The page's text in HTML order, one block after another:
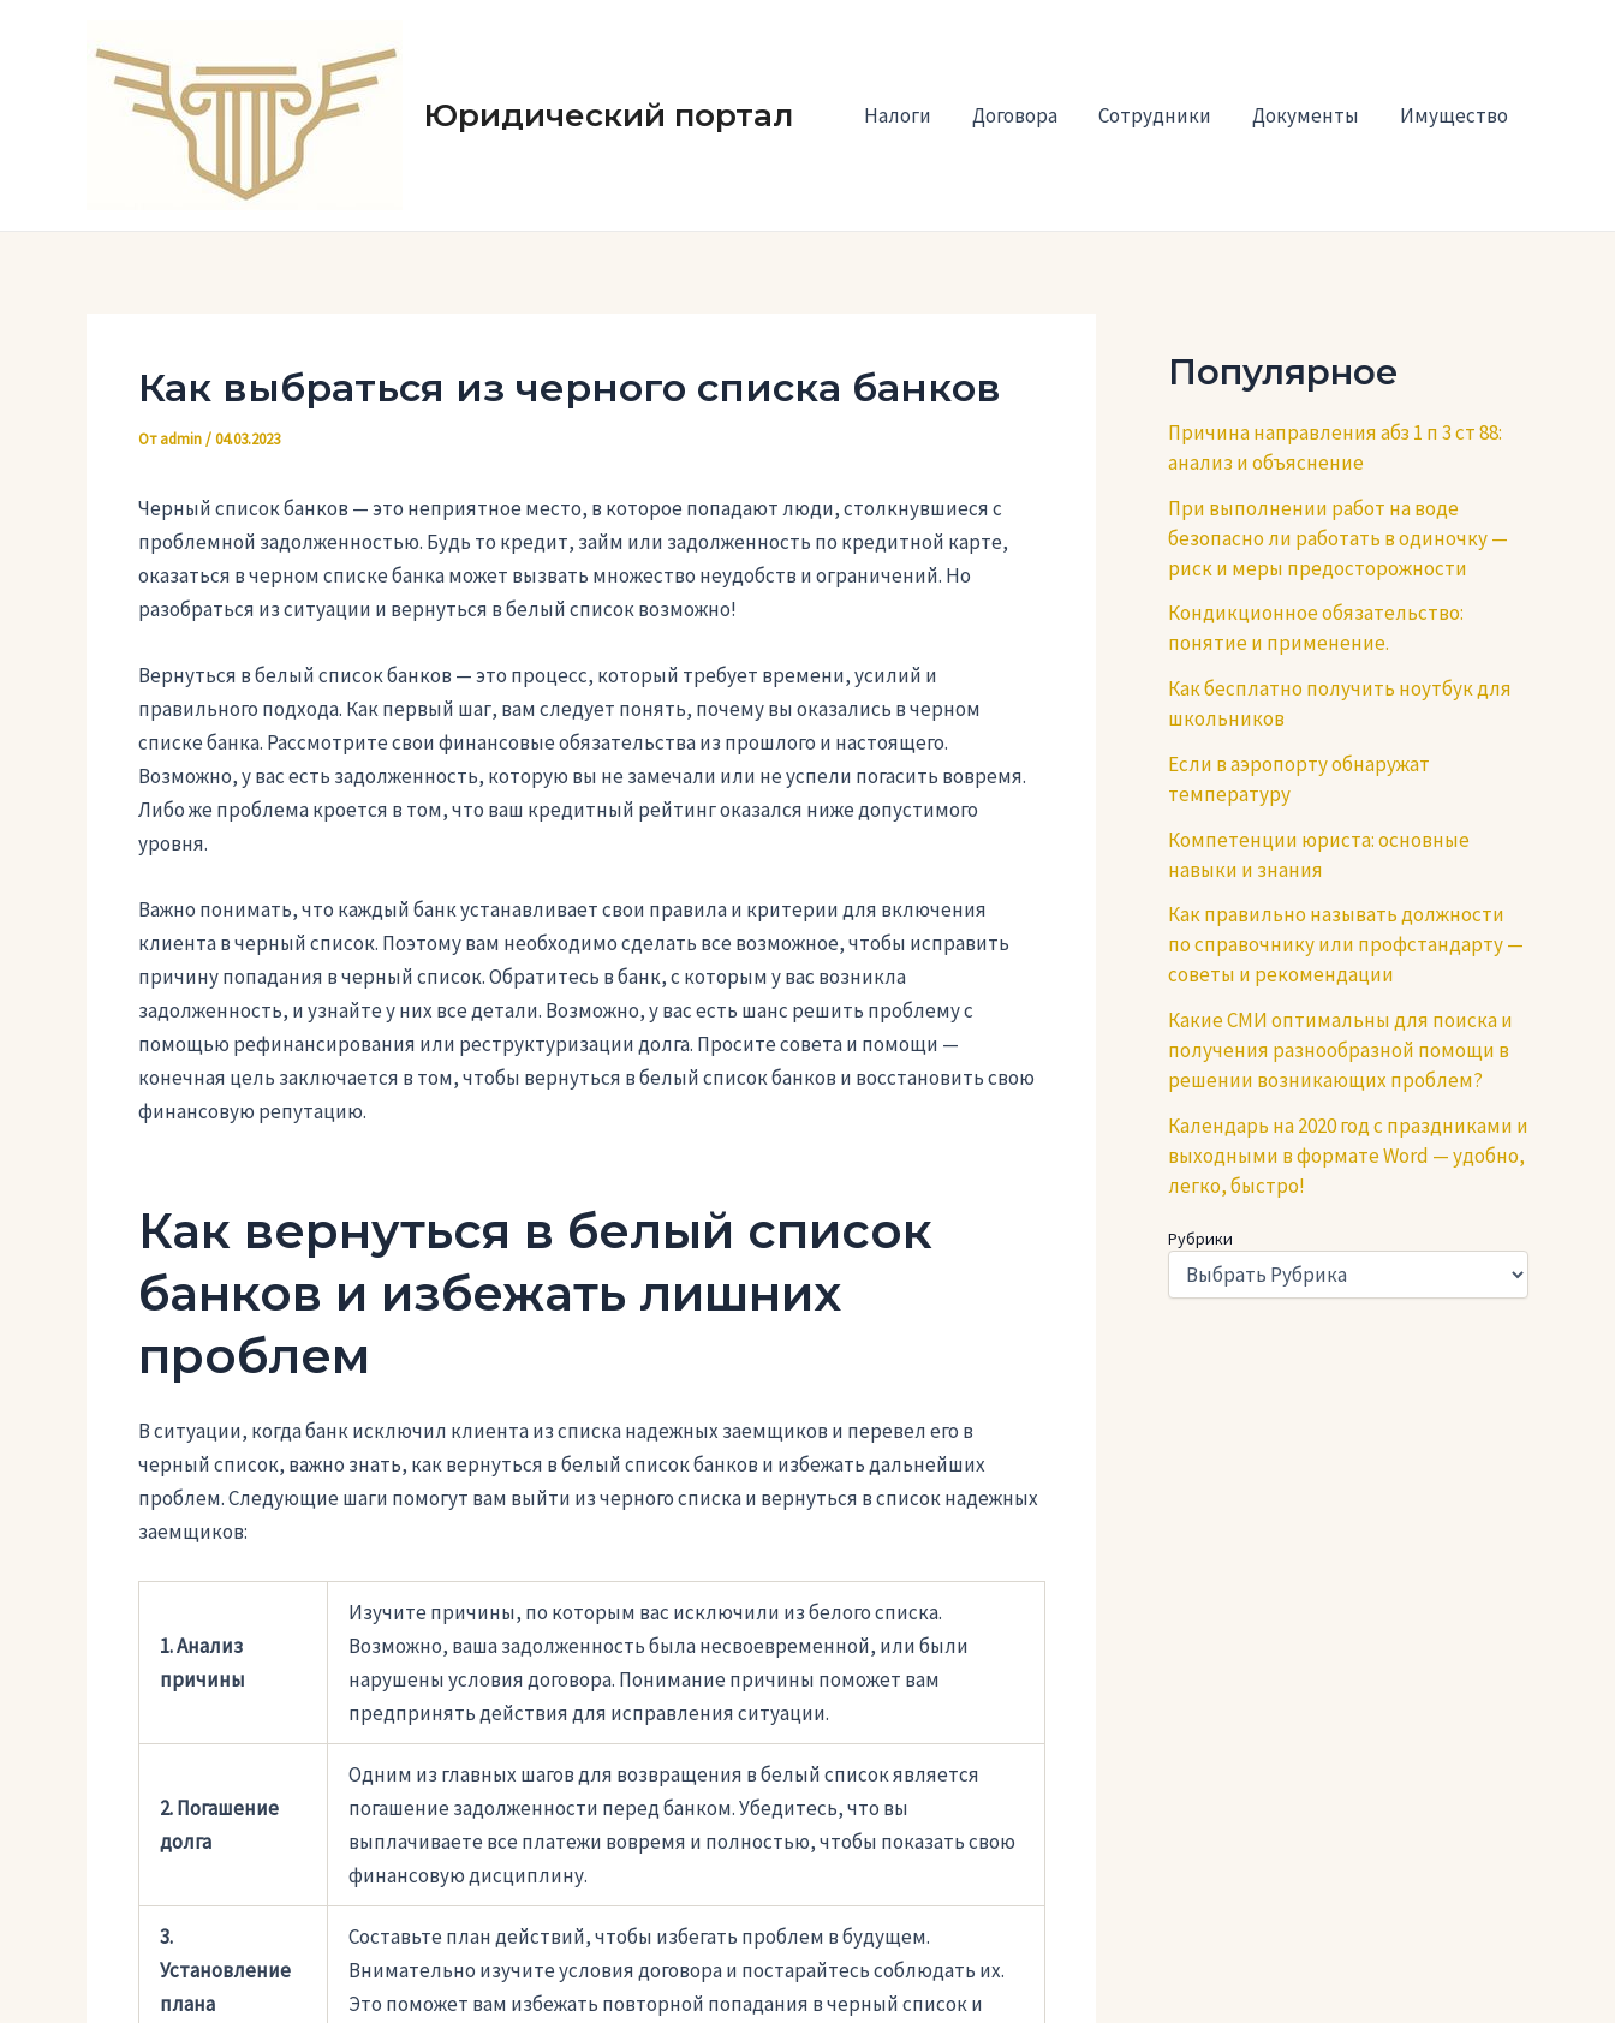
содержимому
Юридический портал Налоги Договора Сотрудники Документы Имущество
Как выбраться из черного списка банков
Отadmin/04.03.2023
Черный список банков — это неприятное место, в которое попадают люди, столкнувшиеся с
проблемной задолженностью. Будь то кредит, займ или задолженность по кредитной карте,
оказаться в черном списке банка может вызвать множество неудобств и ограничений. Но
разобраться из ситуации и вернуться в белый список возможно!
Вернуться в белый список банков — это процесс, который требует времени, усилий и
правильного подхода. Как первый шаг, вам следует понять, почему вы оказались в черном
списке банка. Рассмотрите свои финансовые обязательства из прошлого и настоящего.
Возможно, у вас есть задолженность, которую вы не замечали или не успели погасить вовремя.
Либо же проблема кроется в том, что ваш кредитный рейтинг оказался ниже допустимого
уровня.
Важно понимать, что каждый банк устанавливает свои правила и критерии для включения
клиента в черный список. Поэтому вам необходимо сделать все возможное, чтобы исправить
причину попадания в черный список. Обратитесь в банк, с которым у вас возникла
задолженность, и узнайте у них все детали. Возможно, у вас есть шанс решить проблему с
помощью рефинансирования или реструктуризации долга. Просите совета и помощи —
конечная цель заключается в том, чтобы вернуться в белый список банков и восстановить свою
финансовую репутацию.
Как вернуться в белый список
банков и избежать лишних
проблем
В ситуации, когда банк исключил клиента из списка надежных заемщиков и перевел его в
черный список, важно знать, как вернуться в белый список банков и избежать дальнейших
проблем. Следующие шаги помогут вам выйти из черного списка и вернуться в список надежных
заемщиков:
1. Анализ
причины
Изучите причины, по которым вас исключили из белого списка.
Возможно, ваша задолженность была несвоевременной, или были
нарушены условия договора. Понимание причины поможет вам
предпринять действия для исправления ситуации.
2. Погашение
долга
Одним из главных шагов для возвращения в белый список является
погашение задолженности перед банком. Убедитесь, что вы
выплачиваете все платежи вовремя и полностью, чтобы показать свою
финансовую дисциплину.
3.
Установление
плана
Составьте план действий, чтобы избегать проблем в будущем.
Внимательно изучите условия договора и постарайтесь соблюдать их.
Это поможет вам избежать повторной попадания в черный список и
Популярное
Причина направления абз 1 п 3 ст 88:
анализ и объяснение
При выполнении работ на воде
безопасно ли работать в одиночку —
риск и меры предосторожности
Кондикционное обязательство:
понятие и применение.
Как бесплатно получить ноутбук для
школьников
Если в аэропорту обнаружат
температуру
Компетенции юриста: основные
навыки и знания
Как правильно называть должности
по справочнику или профстандарту —
советы и рекомендации
Какие СМИ оптимальны для поиска и
получения разнообразной помощи в
решении возникающих проблем?
Календарь на 2020 год с праздниками и
выходными в формате Word — удобно,
легко, быстро!
Рубрики